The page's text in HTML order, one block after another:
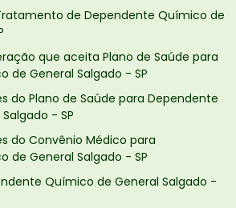
de Dependente Químico de
que aceita Plano de Saúde para
de General Salgado - SP
do Plano de Saúde para Dependente
- SP
do Convênio Médico para
de General Salgado - SP
Químico de General Salgado -